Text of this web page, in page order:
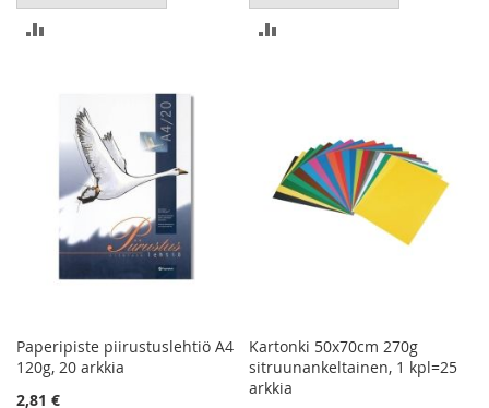
Paperipiste piirustuslehtiö A4
120g, 20 arkkia
2,81 €
Kartonki 50x70cm 270g
sitruunankeltainen, 1 kpl=25
arkkia